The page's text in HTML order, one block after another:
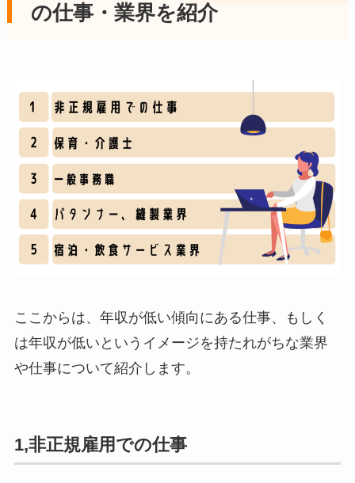
の仕事・業界を紹介
ここからは、年収が低い傾向にある仕事、もしく
は年収が低いというイメージを持たれがちな業界
や仕事について紹介します。
1,非正規雇用での仕事